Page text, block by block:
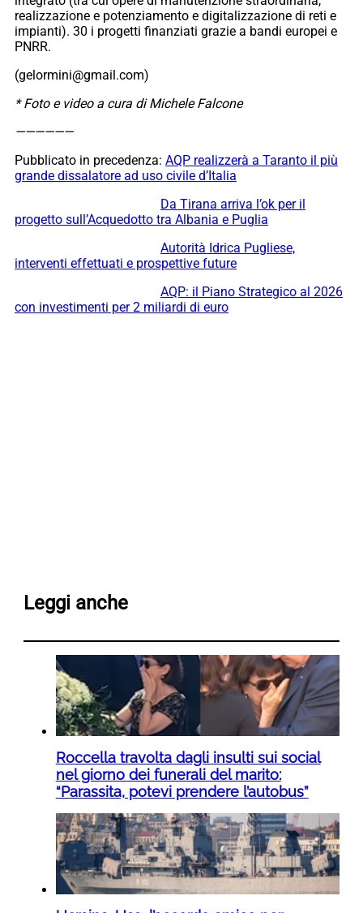
realizzazione e potenziamento e digitalizzazione di reti e
impianti). 30 i progetti finanziati grazie a bandi europei e
PNRR.
(gelormini@gmail.com)
* Foto e video a cura di Michele Falcone
——————
Pubblicato in precedenza: AQP realizzerà a Taranto il più
grande dissalatore ad uso civile d’Italia
Da Tirana arriva l’ok per il
progetto sull’Acquedotto tra Albania e Puglia
Autorità Idrica Pugliese,
interventi effettuati e prospettive future
AQP: il Piano Strategico al 2026
con investimenti per 2 miliardi di euro
Leggi anche
Roccella travolta dagli insulti sui social
nel giorno dei funerali del marito:
“Parassita, potevi prendere l’autobus”